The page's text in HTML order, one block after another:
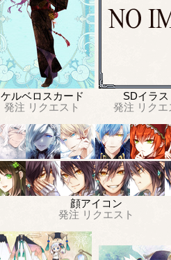
ケルベロスカード
発注 リクエスト
SDイラス
発注 リク
顔アイコン
発注 リクエスト